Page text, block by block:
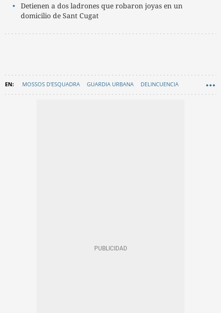
Detienen a dos ladrones que robaron joyas en un
domicilio de Sant Cugat
MOSSOS D'ESQUADRA GUARDIA URBANA DELINCUENCIA